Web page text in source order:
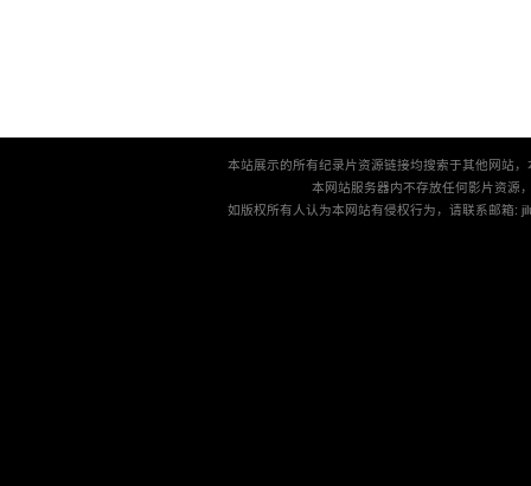
本站展示的所有纪录片资源链接均搜索于其他网站
本网站服务器内不存放任何影片资源
如版权所有人认为本网站有侵权行为，请联系邮箱: